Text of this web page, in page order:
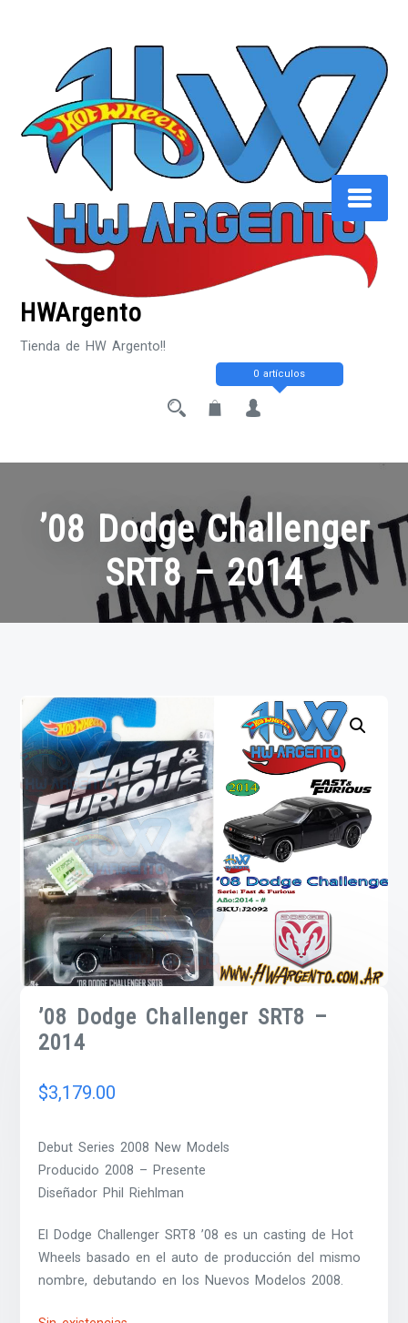
HWArgento
Tienda de HW Argento!!
0 artículos
’08 Dodge Challenger
SRT8 – 2014
’08 Dodge Challenger SRT8 –
2014
$3,179.00
Debut Series 2008 New Models
Producido 2008 – Presente
Diseñador Phil Riehlman
El Dodge Challenger SRT8 ’08 es un casting de Hot
Wheels basado en el auto de producción del mismo
nombre, debutando en los Nuevos Modelos 2008.